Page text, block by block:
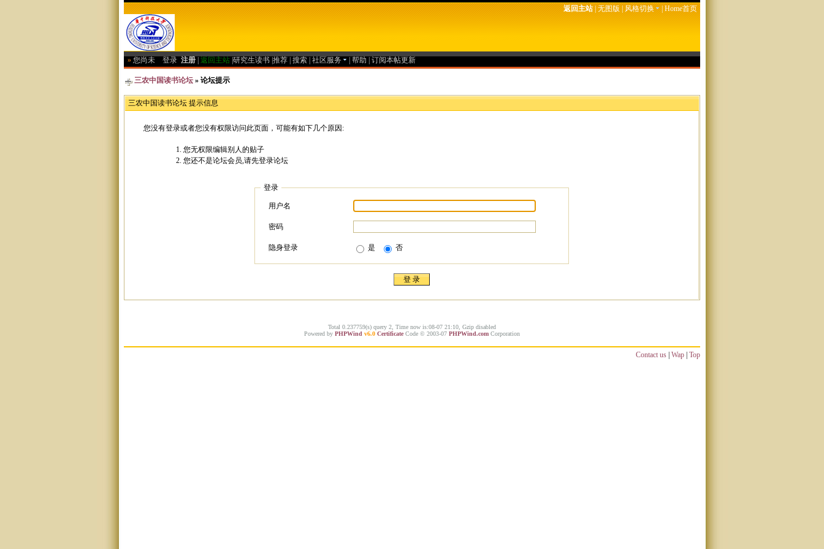
返回主站|无图版|风格切换 |Home首页
» 您尚未 登录 注册 返回主站 研究生读书 推荐 搜索 社区服务 帮助 订阅本帖更新
三农中国读书论坛 » 论坛提示
三农中国读书论坛 提示信息
您没有登录或者您没有权限访问此页面，可能有如下几个原因:
您无权限编辑别人的贴子
您还不是论坛会员,请先登录论坛
登录
用户名
密码
隐身登录 是 否
Total 0.237759(s) query 2, Time now is:08-07 21:10, Gzip disabled
Powered by PHPWind v6.0 Certificate Code © 2003-07 PHPWind.com Corporation
Contact us | Wap | Top